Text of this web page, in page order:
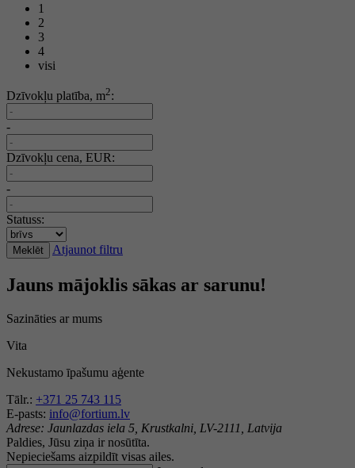
1
2
3
4
visi
Dzīvokļu platība, m2:
-
Dzīvokļu cena, EUR:
-
Statuss:
Meklēt Atjaunot filtru
Jauns mājoklis sākas ar sarunu!
Sazināties ar mums
Vita
Nekustamo īpašumu aģente
Tālr.: +371 25 743 115
E-pasts: info@fortium.lv
Adrese: Jaunlazdas iela 5, Krustkalni, LV-2111, Latvija
Paldies, Jūsu ziņa ir nosūtīta.
Nepieciešams aizpildīt visas ailes.